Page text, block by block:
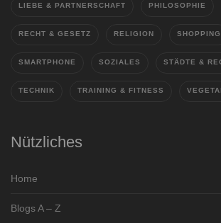
LIEBE & PARTNERSCHAFT PHILOSOPHIE
RECHT & GESETZ RELIGION SHOPPING
SMARTPHONE SOZIALES STÄDTE &
TECHNIK TRAINING & FITNESS
Nützliches
Home
Blogs A – Z